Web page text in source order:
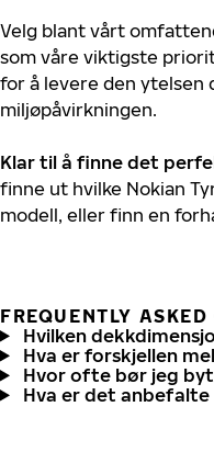
Velg blant vårt
som våre viktigste
for å levere den ytelsen
miljøpåvirkningen.
Klar til å finne det
finne ut hvilke Nokian
modell, eller finn en
FREQUENTLY
Hvilken
Hva er forskjellen
Hvor ofte bør jeg
Hva er det